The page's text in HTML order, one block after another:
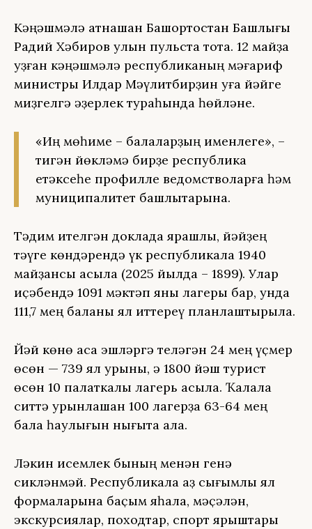
Кәңәшмәлә ҡатнашҡан Башҡортостан Башлығы
Радий Хәбиров ҡулын пульста тота. 12 майҙа
уҙған кәңәшмәлә республиканың мәғариф
министры Илдар Мәүлитбирҙин уға йәйге
миҙгелгә әҙерлек тураһында һөйләне.
«Иң мөһиме – балаларҙың именлеге», –
тигән йөкләмә бирҙе республика
етәксеһе профилле ведомстволарға һәм
муниципалитет башлыҡтарына.
Тәҡдим ителгән докладҡа ярашлы, йәйҙең
тәүге көндәрендә үк республикала 1940
майҙансыҡ асыла (2025 йылда – 1899). Улар
иҫәбендә 1091 мәктәп яны лагеры бар, унда
111,7 мең баланы ял иттереү планлаштырыла.
Йәй көнө аҡса эшләргә теләгән 24 мең үҫмер
өсөн — 739 ял урыны, ә 1800 йәш турист
өсөн 10 палаткалы лагерь асыла. Ҡалала
ситтә урынлашҡан 100 лагерҙа 63-64 мең
бала һаулығын нығыта ала.
Ләкин исемлек бының менән генә
сикләнмәй. Республикала аҙ сығымлы ял
формаларына баҫым яһала, мәҫәлән,
экскурсиялар, походтар, спорт ярыштары